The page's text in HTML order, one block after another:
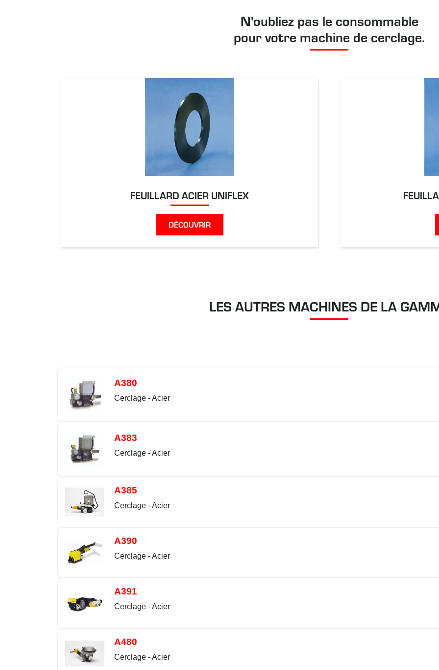
N'oubliez pas le consommable
pour votre machine de cerclage.
FEUILLARD ACIER UNIFLEX
DÉCOUVRIR
LES AUTRES MACHINES DE LA
A380
Cerclage - Acier
A383
Cerclage - Acier
A385
Cerclage - Acier
A390
Cerclage - Acier
A391
Cerclage - Acier
A480
Cerclage - Acier